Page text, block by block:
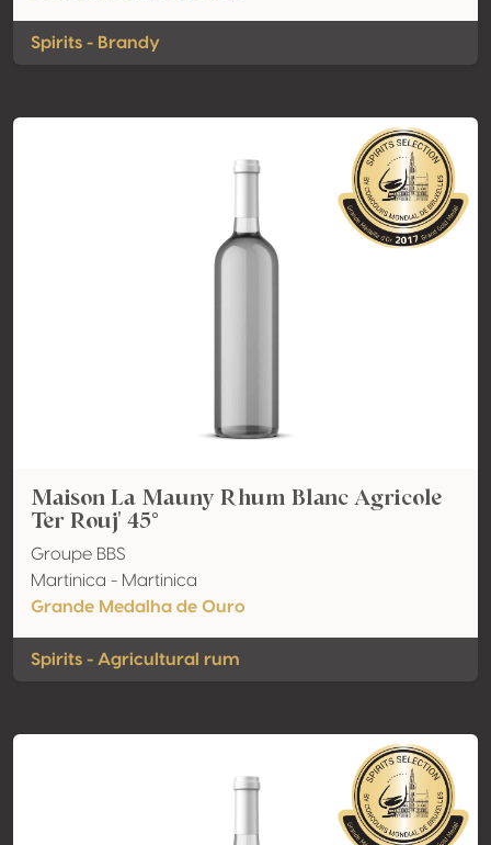
Spirits - Brandy
Maison La Mauny Rhum Blanc Agricole
Ter Rouj' 45°
Groupe BBS
Martinica - Martinica
Grande Medalha de Ouro
Spirits - Agricultural rum